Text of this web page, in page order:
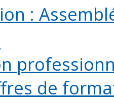
:
de